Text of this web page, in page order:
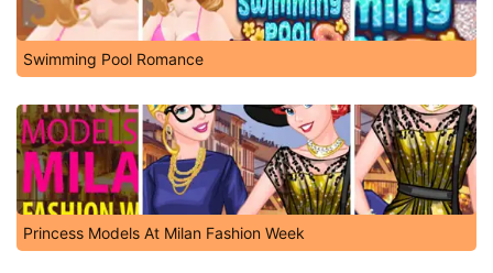
Swimming Pool Romance
Princess Models At Milan Fashion Week